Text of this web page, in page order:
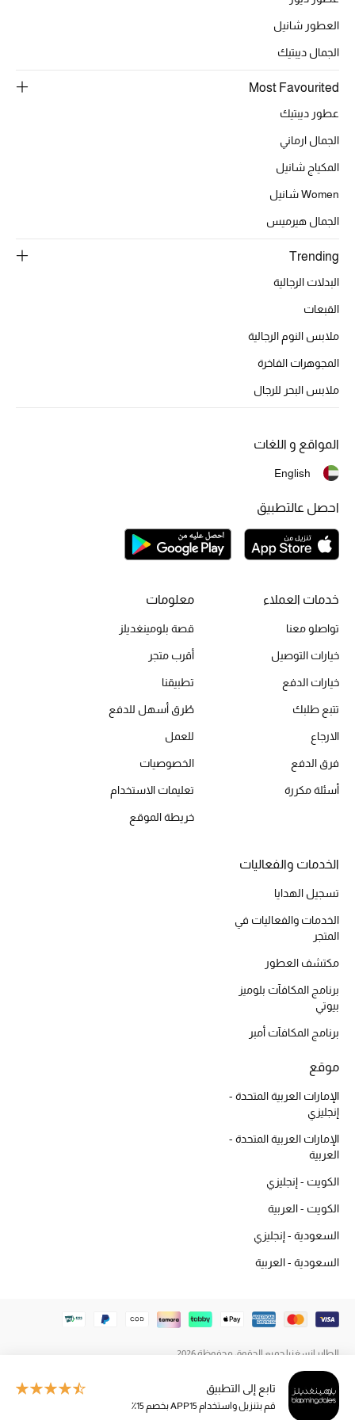
الحقائب النسائية
دليل ملتزمات الحقائب
حقائب رجالية
حقائب الأطفال
أبرز المصممين
تسوقوا الحقائب
الموسم الجديد
أحذية النسائية
تشكيلة الأحذية
أحذية للأطفال
أحذية مختارة
تسوقوا الأحذية
جميع مستحضرات الجمال
الجديد في عالم الجمال
الأكثر مبيعاً
العطور
مكتشف العطور
المكياج
العناية بالبشرة
مستحضرات العناية
مستحضرات الاستحمام والعناية بالجسم
العناية بالشعر
الصحة والعافية
الجمال في بلوميزتابع إلى التطبيق
قم بتنزيل واستخدام APP15 بخصم 15٪
العطور شانيل
الجمال ديبتيك
Most Favourited
عطور ديبتيك
الجمال ارماني
المكياج شانيل
Women شانيل
الجمال هيرميس
Trending
البدلات الرجالية
القبعات
ملابس النوم الرجالية
المجوهرات الفاخرة
ملابس البحر للرجال
خدمات العملاء
تواصلو معنا
خيارات التوصيل
خيارات الدفع
تتبع طلبك
الارجاع
فرق الدفع
أسئلة مكررة
معلومات
قصة بلومينغديلز
أقرب متجر
تطبيقنا
طُرق أسهل للدفع
للعمل
الخصوصيات
تعليمات الاستخدام
خريطة الموقع
الخدمات والفعاليات
تسجيل الهدايا
الخدمات والفعاليات في
المتجر
مكتشف العطور
برنامج المكافآت بلوميز
بيوتي
برنامج المكافآت أمبر
موقع
الإمارات العربية المتحدة -
إنجليزي
الإمارات العربية المتحدة -
العربية
الكويت - إنجليزي
الكويت - العربية
السعودية - إنجليزي
السعودية - العربية
المواقع و اللغات
English
احصل عالتطبيق
الطاير إنسغنيا جميع الحقوق محفوظة 2026